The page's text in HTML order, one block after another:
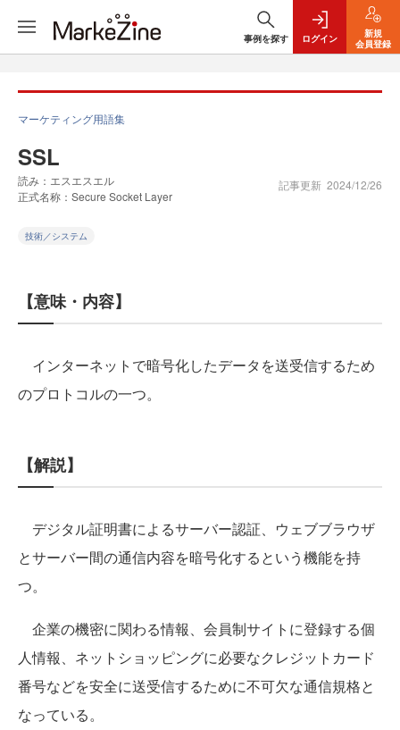
事例を探す ログイン
新規
会員登録
マーケティング用語集
SSL
読み：エスエスエル
正式名称：Secure Socket Layer
記事更新 2024/12/26
技術／システム
【意味・内容】
インターネットで暗号化したデータを送受信するため
のプロトコルの一つ。
【解説】
デジタル証明書によるサーバー認証、ウェブブラウザ
とサーバー間の通信内容を暗号化するという機能を持
つ。
企業の機密に関わる情報、会員制サイトに登録する個
人情報、ネットショッピングに必要なクレジットカード
番号などを安全に送受信するために不可欠な通信規格と
なっている。